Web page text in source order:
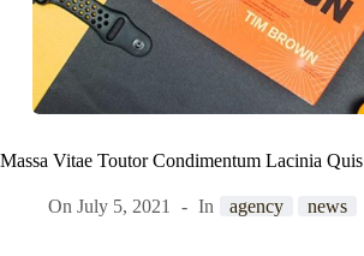
Massa Vitae Toutor Condimentum Lacinia Quis
On July 5, 2021 In agency news